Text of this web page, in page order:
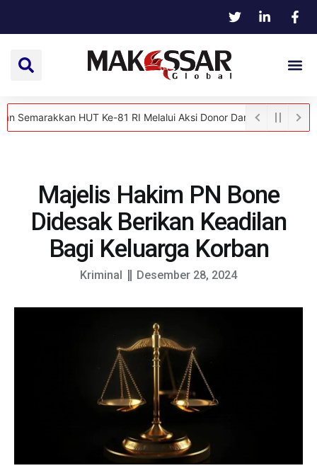
HUT Ke-81 RI Melalui Aksi Donor Darah Ketua DPRD
Majelis Hakim PN Bone
Didesak Berikan Keadilan
Bagi Keluarga Korban
Kriminal Desember 28, 2024